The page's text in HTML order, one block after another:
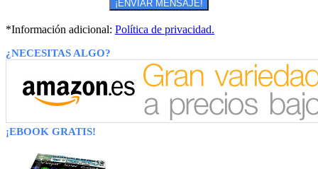
*Información adicional: Política de privacidad.
¿NECESITAS ALGO?
¡EBOOK GRATIS!